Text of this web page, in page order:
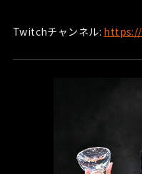
Twitchチャンネル: